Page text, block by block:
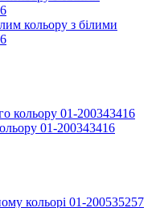
кольору з білими
01-200343416